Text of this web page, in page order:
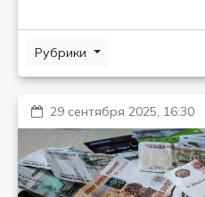
Рубрики
29 сентября 2025, 16:30